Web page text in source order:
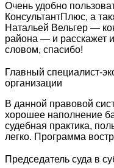
Очень удобно
КонсультантПлюс, а
Натальей Вельгер —
района — и расскажет
словом, спасибо!
Главный специалист-
организации
В данной правовой
хорошее наполнение
судебная практика,
легко. Программа
Председатель суда в